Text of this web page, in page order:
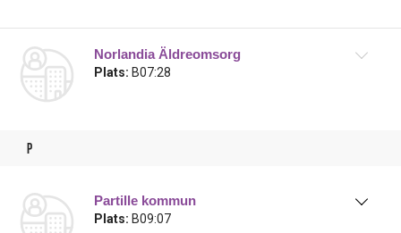
Norlandia Äldreomsorg
Plats: B07:28
p
Partille kommun
Plats: B09:07